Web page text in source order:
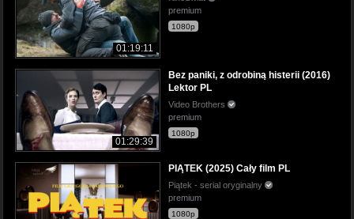
01:19:11
premium
1080p
01:29:39
Bez paniki, z odrobiną histerii (2016)
Lektor PL
Video Brothers
premium
1080p
PIĄTEK (2025) Cały film PL
Piątek - serial oryginalny
premium
1080p